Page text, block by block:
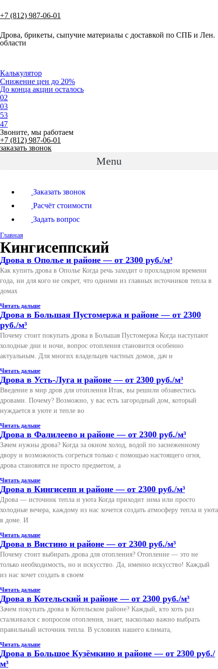
к
содержимому
+7 (812) 987-06-01
Дрова, брикеты, сыпучие материалы с доставкой по СПБ и Лен.
области
Калькулятор
Снижение цен до 20%
До конца акции осталось
02
03
53
46
Звоните, мы работаем
+7 (812) 987-06-01
заказать звонок
Menu
Заказать звонок
Расчёт стоимости
Задать вопрос
Главная
Кингисеппский
Дрова в Ополье и районе — от 2300 руб./м³
Как купить дрова в Ополье Когда речь заходит о прохладном времени
года, ни для кого не секрет, что одними из главных источников тепла в
домах
Читать дальше
Дрова в Большая Пустомержа и районе — от 2300
руб./м³
Почему стоит покупать дрова в Большая Пустомержа Когда наступают
холодные дни и ночи, вопрос отопления становится особенно
актуальным. Для многих владельцев частных домов, дач и
Читать дальше
Дрова в Усть-Луга и районе — от 2300 руб./м³
Введение в мир дров для отопления Итак, вы решили обзавестись
дровами. Почему? Возможно, у вас есть загородный дом, который
нуждается в уюте и тепле во
Читать дальше
Дрова в Фалилеево и районе — от 2300 руб./м³
Зачем нужны дрова? Когда за окном холод, водой по заснеженному
двору и возможность согреться только с помощью настоящего огня,
дрова становятся не просто предметом, а
Читать дальше
Дрова в Кингисепп и районе — от 2300 руб./м³
Дрова — источник тепла и уюта Когда приходит зима или просто
холодные вечера, каждому из нас хочется создать атмосферу тепла и уюта
в доме. И
Читать дальше
Дрова в Вистино и районе — от 2300 руб./м³
Почему стоит выбирать дрова для отопления? Отопление — это не
только необходимость, но и искусство. Да, именно искусство! Каждый
из нас хочет создать в своем
Читать дальше
Дрова в Котельский и районе — от 2300 руб./м³
Зачем покупать дрова в Котельском районе? Каждый, кто хоть раз
сталкивался с вопросом отопления, знает, насколько важно выбрать
правильный источник тепла. В условиях нашего климата,
Читать дальше
Дрова в Большое Кузёмкино и районе — от 2300 руб./
м³